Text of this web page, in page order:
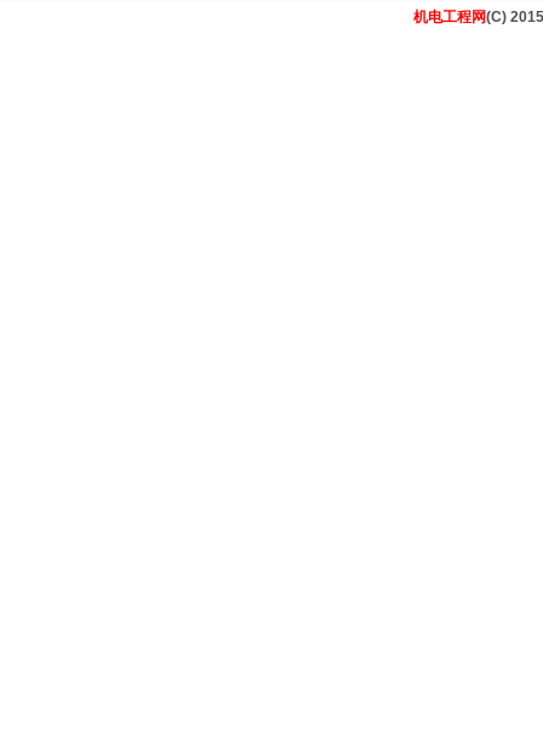
机电工程网(C)